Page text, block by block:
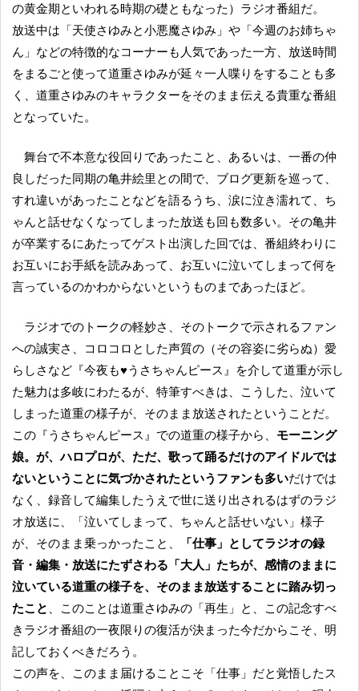
の黄金期といわれる時期の礎ともなった）ラジオ番組だ。
放送中は「天使さゆみと小悪魔さゆみ」や「今週のお姉ちゃ
ん」などの特徴的なコーナーも人気であった一方、放送時間
をまるごと使って道重さゆみが延々一人喋りをすることも多
く、道重さゆみのキャラクターをそのまま伝える貴重な番組
となっていた。
舞台で不本意な役回りであったこと、あるいは、一番の仲
良しだった同期の亀井絵里との間で、ブログ更新を巡って、
すれ違いがあったことなどを語るうち、涙に泣き濡れて、ち
ゃんと話せなくなってしまった放送も回も数多い。その亀井
が卒業するにあたってゲスト出演した回では、番組終わりに
お互いにお手紙を読みあって、お互いに泣いてしまって何を
言っているのかわからないというものまであったほど。
ラジオでのトークの軽妙さ、そのトークで示されるファン
への誠実さ、コロコロとした声質の（その容姿に劣らぬ）愛
らしさなど『今夜も♥うさちゃんピース』を介して道重が示し
た魅力は多岐にわたるが、特筆すべきは、こうした、泣いて
しまった道重の様子が、そのまま放送されたということだ。
この『うさちゃんピース』での道重の様子から、 モーニング
娘。が、ハロプロが、ただ、歌って踊るだけのアイドルでは
ないということに気づかされたというファンも多いだけでは
なく、録音して編集したうえで世に送り出されるはずのラジ
オ放送に、「泣いてしまって、ちゃんと話せいない」様子
が、そのまま乗っかったこと、
「仕事」としてラジオの録
音・編集・放送にたずさわる「大人」たちが、感情のままに
泣いている道重の様子を、そのまま放送することに踏み切っ
たこと
、このことは道重さゆみの「再生」と、この記念すべ
きラジオ番組の一夜限りの復活が決まった今だからこそ、明
記しておくべきだろう。
この声を、このまま届けることこそ「仕事」だと覚悟したス